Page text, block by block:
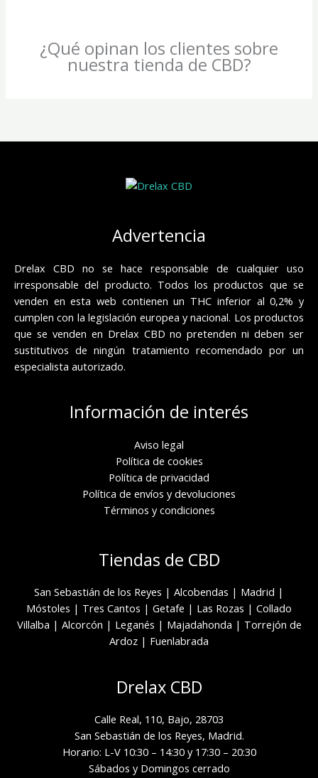
¿Qué opinan los clientes sobre
nuestra tienda de CBD?
Advertencia
Drelax CBD no se hace responsable de cualquier uso
irresponsable del producto. Todos los productos que se
venden en esta web contienen un THC inferior al 0,2% y
cumplen con la legislación europea y nacional. Los productos
que se venden en Drelax CBD no pretenden ni deben ser
sustitutivos de ningún tratamiento recomendado por un
especialista autorizado.
Información de interés
Aviso legal
Política de cookies
Política de privacidad
Política de envíos y devoluciones
Términos y condiciones
Tiendas de CBD
San Sebastián de los Reyes | Alcobendas | Madrid |
Móstoles | Tres Cantos | Getafe | Las Rozas | Collado
Villalba | Alcorcón | Leganés | Majadahonda | Torrejón de
Ardoz | Fuenlabrada
Drelax CBD
Calle Real, 110, Bajo, 28703
San Sebastián de los Reyes, Madrid.
Horario: L-V 10:30 – 14:30 y 17:30 – 20:30
Sábados y Domingos cerrado